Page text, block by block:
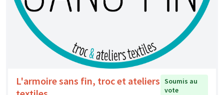
L'armoire sans fin, troc et ateliers Soumis au
vote